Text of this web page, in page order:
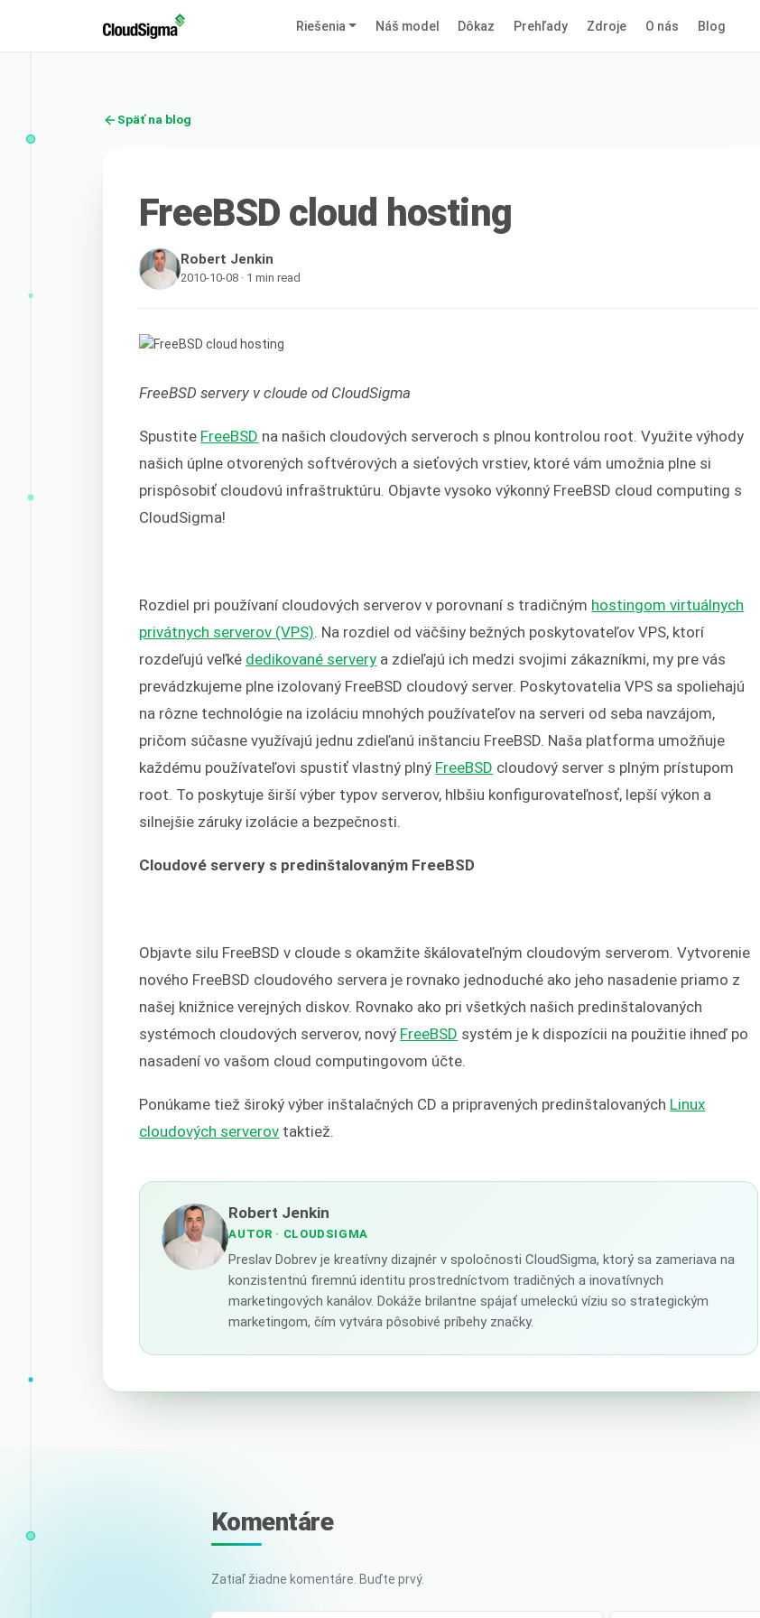
Riešenia Náš model Dôkaz Prehľady Zdroje O nás Blog
Späť na blog
FreeBSD cloud hosting
Robert Jenkin
2010-10-08 · 1 min read
FreeBSD servery v cloude od CloudSigma
Spustite FreeBSD na našich cloudových serveroch s plnou kontrolou root. Využite výhody
našich úplne otvorených softvérových a sieťových vrstiev, ktoré vám umožnia plne si
prispôsobiť cloudovú infraštruktúru. Objavte vysoko výkonný FreeBSD cloud computing s
CloudSigma!
Rozdiel pri používaní cloudových serverov v porovnaní s tradičným hostingom virtuálnych
privátnych serverov (VPS) . Na rozdiel od väčšiny bežných poskytovateľov VPS, ktorí
rozdeľujú veľké dedikované servery a zdieľajú ich medzi svojimi zákazníkmi, my pre vás
prevádzkujeme plne izolovaný FreeBSD cloudový server. Poskytovatelia VPS sa spoliehajú
na rôzne technológie na izoláciu mnohých používateľov na serveri od seba navzájom,
pričom súčasne využívajú jednu zdieľanú inštanciu FreeBSD. Naša platforma umožňuje
každému používateľovi spustiť vlastný plný FreeBSD cloudový server s plným prístupom
root. To poskytuje širší výber typov serverov, hlbšiu konfigurovateľnosť, lepší výkon a
silnejšie záruky izolácie a bezpečnosti.
Cloudové servery s predinštalovaným FreeBSD
Objavte silu FreeBSD v cloude s okamžite škálovateľným cloudovým serverom. Vytvorenie
nového FreeBSD cloudového servera je rovnako jednoduché ako jeho nasadenie priamo z
našej knižnice verejných diskov. Rovnako ako pri všetkých našich predinštalovaných
systémoch cloudových serverov, nový FreeBSD systém je k dispozícii na použitie ihneď po
nasadení vo vašom cloud computingovom účte.
Ponúkame tiež široký výber inštalačných CD a pripravených predinštalovaných Linux
cloudových serverov taktiež.
Robert Jenkin
AUTOR · CLOUDSIGMA
Preslav Dobrev je kreatívny dizajnér v spoločnosti CloudSigma, ktorý sa zameriava na
konzistentnú firemnú identitu prostredníctvom tradičných a inovatívnych
marketingových kanálov. Dokáže brilantne spájať umeleckú víziu so strategickým
marketingom, čím vytvára pôsobivé príbehy značky.
Komentáre
Zatiaľ žiadne komentáre. Buďte prvý.